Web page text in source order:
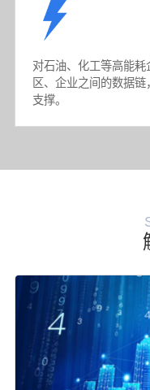
对石油、化工等高能
区、企业之间的数据
支撑。